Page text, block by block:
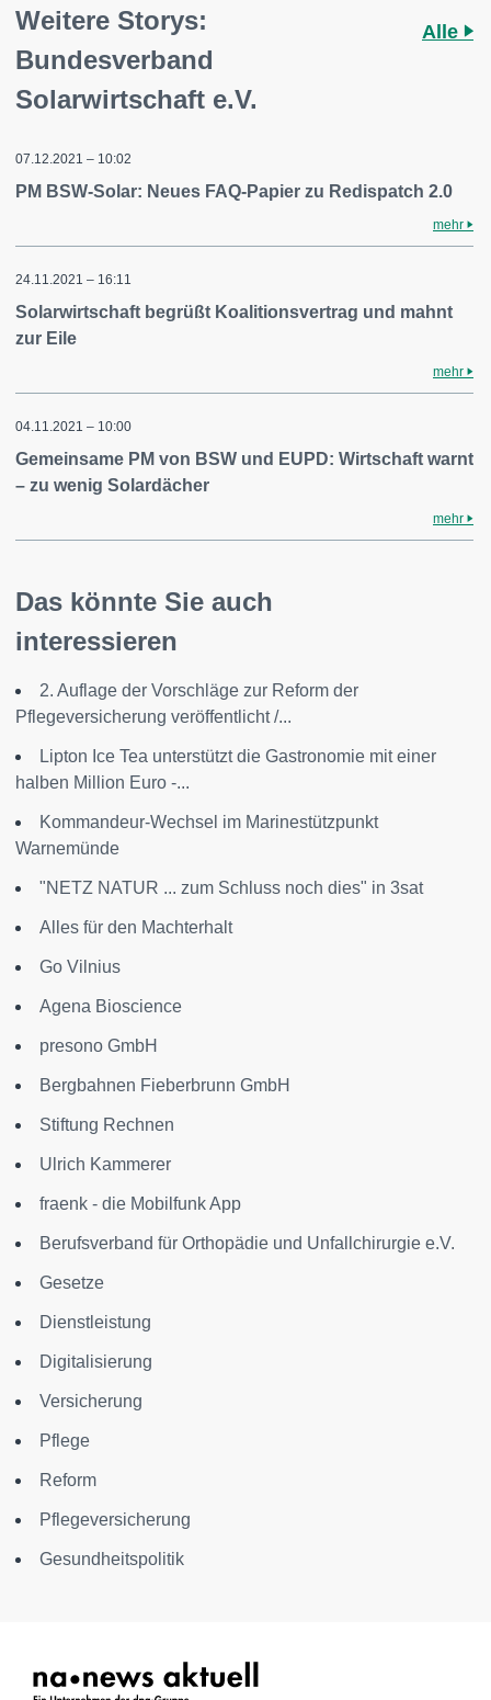
Weitere Storys:
Bundesverband
Solarwirtschaft e.V.
Alle
07.12.2021 – 10:02
PM BSW-Solar: Neues FAQ-Papier zu Redispatch 2.0
mehr
24.11.2021 – 16:11
Solarwirtschaft begrüßt Koalitionsvertrag und mahnt
zur Eile
mehr
04.11.2021 – 10:00
Gemeinsame PM von BSW und EUPD: Wirtschaft warnt
– zu wenig Solardächer
mehr
Das könnte Sie auch
interessieren
2. Auflage der Vorschläge zur Reform der
Pflegeversicherung veröffentlicht /...
Lipton Ice Tea unterstützt die Gastronomie mit einer
halben Million Euro -...
Kommandeur-Wechsel im Marinestützpunkt
Warnemünde
"NETZ NATUR ... zum Schluss noch dies" in 3sat
Alles für den Machterhalt
Go Vilnius
Agena Bioscience
presono GmbH
Bergbahnen Fieberbrunn GmbH
Stiftung Rechnen
Ulrich Kammerer
fraenk - die Mobilfunk App
Berufsverband für Orthopädie und Unfallchirurgie e.V.
Gesetze
Dienstleistung
Digitalisierung
Versicherung
Pflege
Reform
Pflegeversicherung
Gesundheitspolitik